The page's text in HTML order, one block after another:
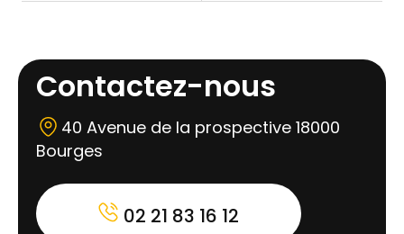
Contactez-nous
40 Avenue de la prospective 18000
Bourges
02 21 83 16 12